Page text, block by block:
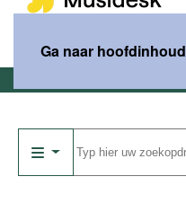
Ga naar hoofdinhoud